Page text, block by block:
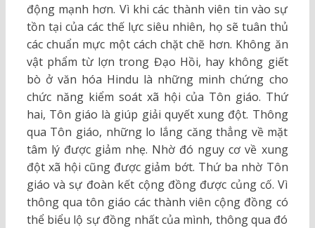
động mạnh hơn. Vì khi các thành viên tin vào sự
tồn tại của các thế lực siêu nhiên, họ sẽ tuân thủ
các chuẩn mực một cách chặt chẽ hơn. Không ăn
vật phẩm từ lợn trong Đạo Hồi, hay không giết
bò ở văn hóa Hindu là những minh chứng cho
chức năng kiểm soát xã hội của Tôn giáo. Thứ
hai, Tôn giáo là giúp giải quyết xung đột. Thông
qua Tôn giáo, những lo lắng căng thẳng về mặt
tâm lý được giảm nhẹ. Nhờ đó nguy cơ về xung
đột xã hội cũng được giảm bớt. Thứ ba nhờ Tôn
giáo và sự đoàn kết cộng đồng được củng cố. Vì
thông qua tôn giáo các thành viên cộng đồng có
thể biểu lộ sự đồng nhất của mình, thông qua đó